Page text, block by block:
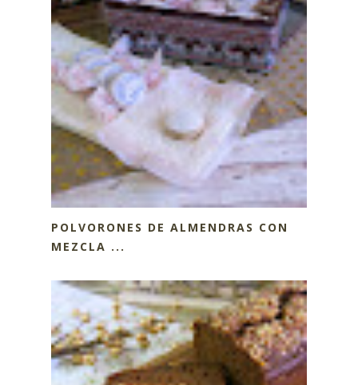
POLVORONES DE ALMENDRAS CON
MEZCLA ...